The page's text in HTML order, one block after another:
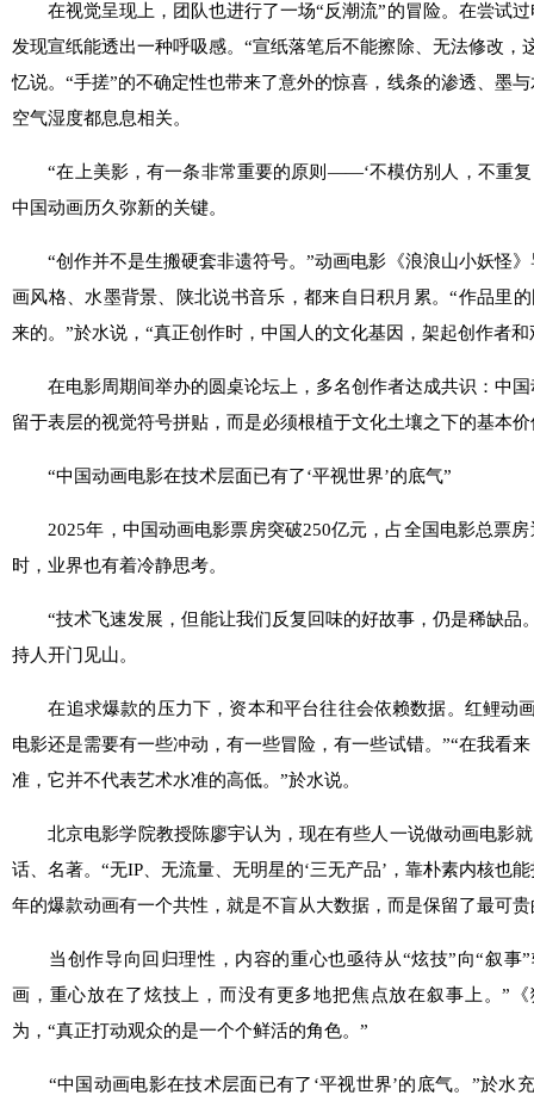
在视觉呈现上，团队也进行了一场“反潮流”的冒险。在尝试过
发现宣纸能透出一种呼吸感。“宣纸落笔后不能擦除、无法修改，
忆说。“手搓”的不确定性也带来了意外的惊喜，线条的渗透、墨
空气湿度都息息相关。
“在上美影，有一条非常重要的原则——‘不模仿别人，不重复
中国动画历久弥新的关键。
“创作并不是生搬硬套非遗符号。”动画电影《浪浪山小妖怪》
画风格、水墨背景、陕北说书音乐，都来自日积月累。“作品里
来的。”於水说，“真正创作时，中国人的文化基因，架起创作者
在电影周期间举办的圆桌论坛上，多名创作者达成共识：中国
留于表层的视觉符号拼贴，而是必须根植于文化土壤之下的基本
“中国动画电影在技术层面已有了‘平视世界’的底气”
2025年，中国动画电影票房突破250亿元，占全国电影总票房
时，业界也有着冷静思考。
“技术飞速发展，但能让我们反复回味的好故事，仍是稀缺品
持人开门见山。
在追求爆款的压力下，资本和平台往往会依赖数据。红鲤动
电影还是需要有一些冲动，有一些冒险，有一些试错。”“在我看
准，它并不代表艺术水准的高低。”於水说。
北京电影学院教授陈廖宇认为，现在有些人一说做动画电影就
话、名著。“无IP、无流量、无明星的‘三无产品’，靠朴素内核也
年的爆款动画有一个共性，就是不盲从大数据，而是保留了最可贵
当创作导向回归理性，内容的重心也亟待从“炫技”向“叙事”
画，重心放在了炫技上，而没有更多地把焦点放在叙事上。”
为，“真正打动观众的是一个个鲜活的角色。”
“中国动画电影在技术层面已有了‘平视世界’的底气。”於水